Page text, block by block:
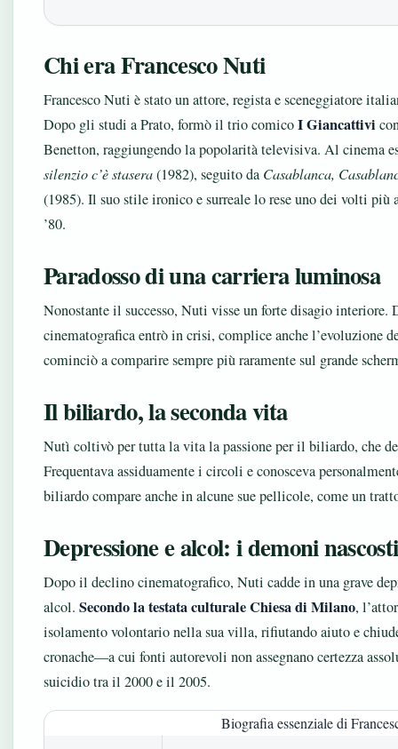
Chi era Francesco Nuti
Francesco Nuti è stato un attore, regista e sceneggiatore
Dopo gli studi a Prato, formò il trio comicoI Giancattivi
Benetton, raggiungendo la popolarità televisiva. Al cinema
silenzio c’è stasera(1982), seguito da Casablanca,
(1985). Il suo stile ironico e surreale lo rese uno dei volti
’80.
Paradosso di una carriera luminosa
Nonostante il successo, Nuti visse un forte disagio interiore.
cinematografica entrò in crisi, complice anche l’evoluzione
cominciò a comparire sempre più raramente sul grande
Il biliardo, la seconda vita
Nutì coltivò per tutta la vita la passione per il biliardo, che
Frequentava assiduamente i circoli e conosceva
biliardo compare anche in alcune sue pellicole, come un
Depressione e alcol: i demoni nascosti
Dopo il declino cinematografico, Nuti cadde in una grave
alcol. Secondo la testata culturale Chiesa di Milano,
isolamento volontario nella sua villa, rifiutando aiuto e
cronache—a cui fonti autorevoli non assegnano certezza
suicidio tra il 2000 e il 2005.
Biografia essenziale di